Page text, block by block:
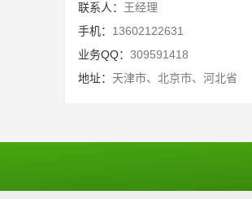
联系人： 王经理
手机： 13602122631
业务QQ： 309591418
地址： 天津市、北京市、河北省